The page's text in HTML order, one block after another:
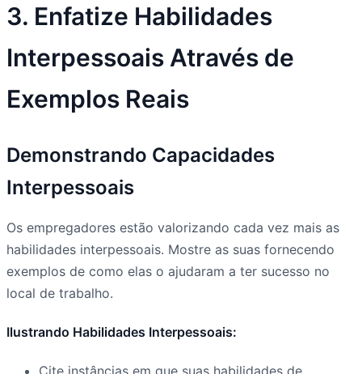
3. Enfatize Habilidades
Interpessoais Através de
Exemplos Reais
Demonstrando Capacidades
Interpessoais
Os empregadores estão valorizando cada vez mais as
habilidades interpessoais. Mostre as suas fornecendo
exemplos de como elas o ajudaram a ter sucesso no
local de trabalho.
Ilustrando Habilidades Interpessoais: